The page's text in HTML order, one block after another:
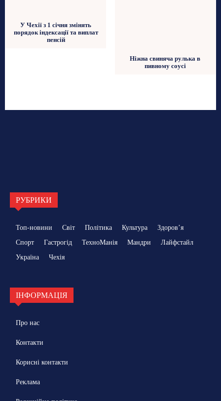
У Чехії з 1 січня змінять
порядок індексації та виплат
пенсій
Ніжна свиняча рулька в
пивному соусі
РУБРИКИ
Топ-новини Світ Політика Культура
Здоровʼя
Спорт
Гастрогід ТехноМанія Мандри
Лайфстайл
Україна
Чехія
ІНФОРМАЦІЯ
Про нас
Контакти
Корисні контакти
Реклама